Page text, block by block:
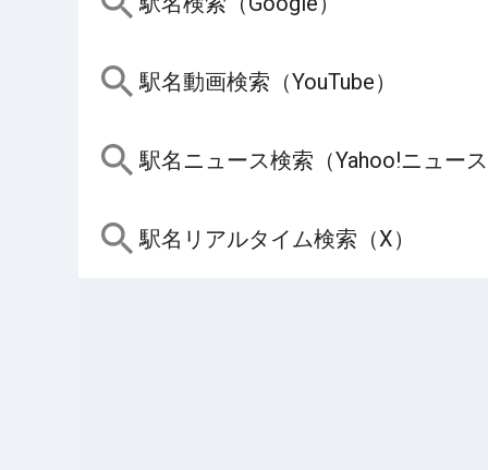
駅名動画検索（YouTube）
駅名ニュース検索（Yahoo!ニュー
駅名リアルタイム検索（X）